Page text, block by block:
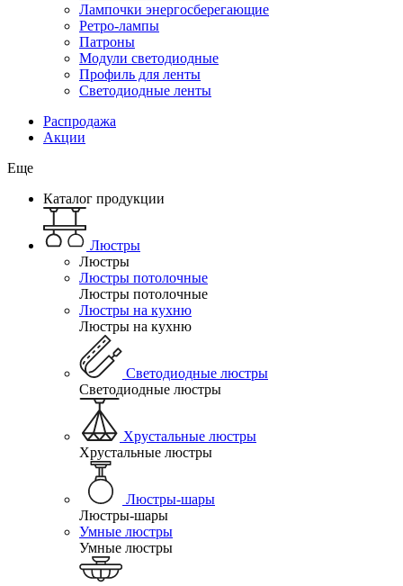
Лампочки энергосберегающие
Ретро-лампы
Патроны
Модули светодиодные
Профиль для ленты
Светодиодные ленты
Распродажа
Акции
Еще
Каталог продукции
Люстры
Люстры
Люстры потолочные
Люстры потолочные
Люстры на кухню
Люстры на кухню
Светодиодные люстры
Светодиодные люстры
Хрустальные люстры
Хрустальные люстры
Люстры-шары
Люстры-шары
Умные люстры
Умные люстры